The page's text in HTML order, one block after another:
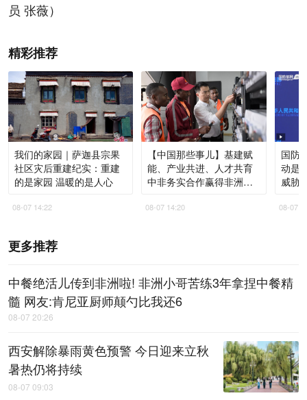
员 张薇）
精彩推荐
我们的家园｜萨迦县宗果
社区灾后重建纪实：重建
的是家园 温暖的是人心
08-07 14:22
【中国那些事儿】基建赋
能、产业共进、人才共育
中非务实合作赢得非洲青
08-07 14:20
国防
动是
威胁
08-07
更多推荐
中餐绝活儿传到非洲啦! 非洲小哥苦练3年拿捏中餐精
髓 网友:肯尼亚厨师颠勺比我还6
08-07 20:26
西安解除暴雨黄色预警 今日迎来立秋
暑热仍将持续
08-07 09:03